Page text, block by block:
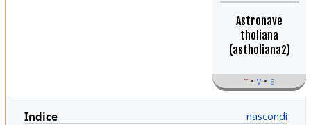
Astronave
tholiana
(astholiana2)
t v e
Indice